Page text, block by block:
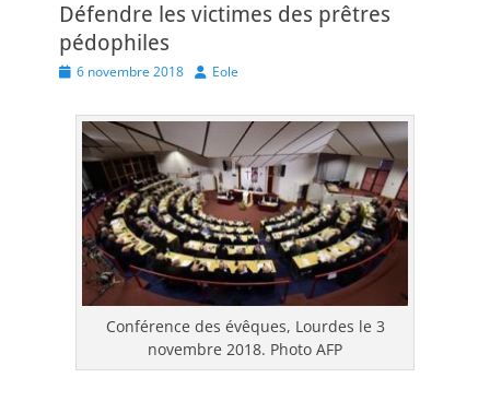
Défendre les victimes des prêtres
pédophiles
Posted
6 novembre 2018 Author
Eole
Conférence des évêques, Lourdes le 3
novembre 2018. Photo AFP